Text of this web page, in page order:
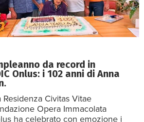
da record in
Onlus: i 102 anni di Anna
Civitas Vitae
Opera Immacolata
ha celebrato con emozione i